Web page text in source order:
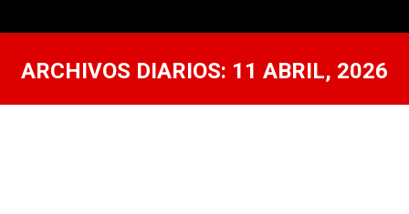
ARCHIVOS DIARIOS: 11 ABRIL, 2026